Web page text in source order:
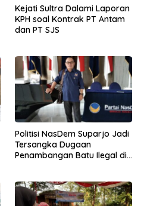
Kejati Sultra Dalami Laporan
KPH soal Kontrak PT Antam
dan PT SJS
Politisi NasDem Suparjo Jadi
Tersangka Dugaan
Penambangan Batu Ilegal di